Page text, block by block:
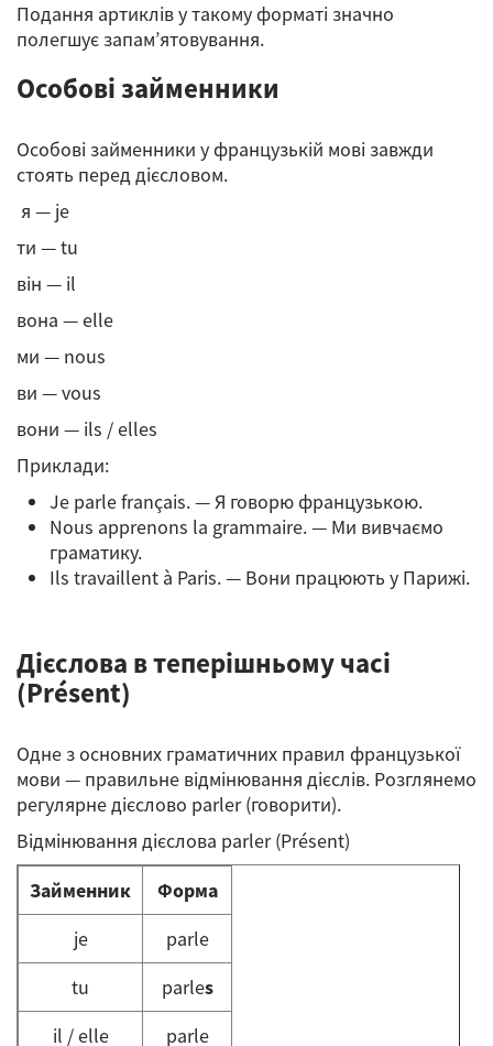
Подання артиклів у такому форматі значно
полегшує запам’ятовування.
Особові займенники
Особові займенники у французькій мові завжди
стоять перед дієсловом.
я — je
ти — tu
він — il
вона — elle
ми — nous
ви — vous
вони — ils / elles
Приклади:
Je parle français. — Я говорю французькою.
Nous apprenons la grammaire. — Ми вивчаємо
граматику.
Ils travaillent à Paris. — Вони працюють у Парижі.
Дієслова в теперішньому часі
(Présent)
Одне з основних граматичних правил французької
мови — правильне відмінювання дієслів. Розглянемо
регулярне дієслово parler (говорити).
Відмінювання дієслова parler (Présent)
Займенник
Форма
je
parle
tu
parles
il / elle
parle